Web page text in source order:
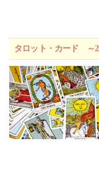
タロット・カード ～